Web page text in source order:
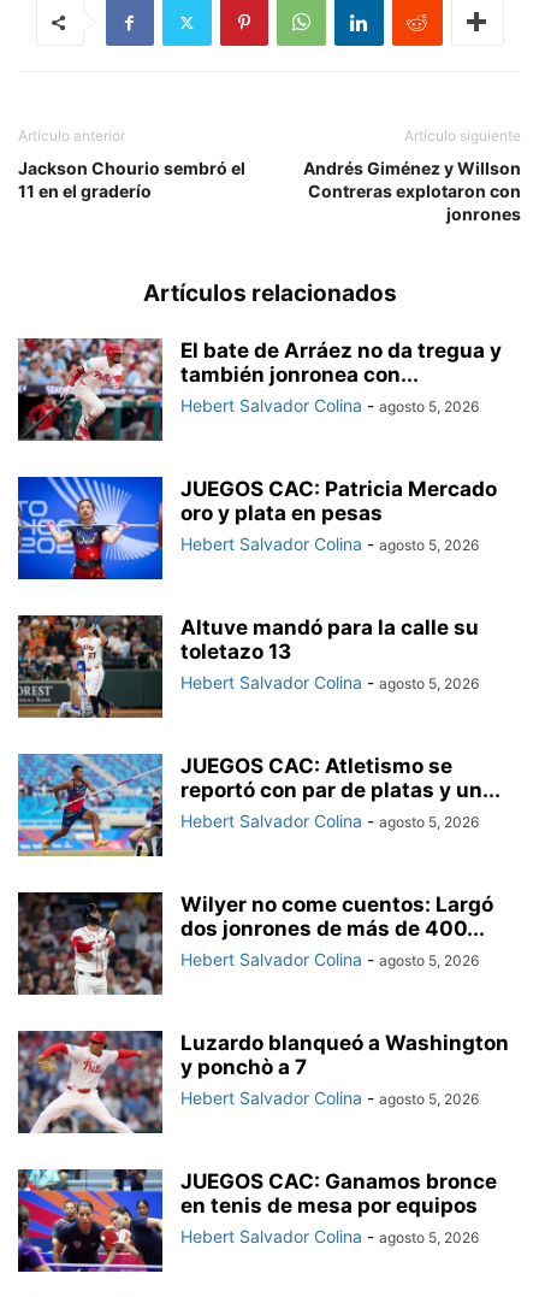
Artículo anterior
Jackson Chourio sembró el
11 en el graderío
Artículo siguiente
Andrés Giménez y Willson
Contreras explotaron con
jonrones
Artículos relacionados
El bate de Arráez no da tregua y
también jonronea con...
Hebert Salvador Colina - agosto 5, 2026
JUEGOS CAC: Patricia Mercado
oro y plata en pesas
Hebert Salvador Colina - agosto 5, 2026
Altuve mandó para la calle su
toletazo 13
Hebert Salvador Colina - agosto 5, 2026
JUEGOS CAC: Atletismo se
reportó con par de platas y un...
Hebert Salvador Colina - agosto 5, 2026
Wilyer no come cuentos: Largó
dos jonrones de más de 400...
Hebert Salvador Colina - agosto 5, 2026
Luzardo blanqueó a Washington
y ponchò a 7
Hebert Salvador Colina - agosto 5, 2026
JUEGOS CAC: Ganamos bronce
en tenis de mesa por equipos
Hebert Salvador Colina - agosto 5, 2026